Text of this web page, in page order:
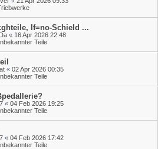
If=no-Schield ...
« 16 Apr 2026 22:48
Teile
« 02 Apr 2026 00:35
Teile
« 04 Feb 2026 19:25
Teile
« 04 Feb 2026 17:42
Teile